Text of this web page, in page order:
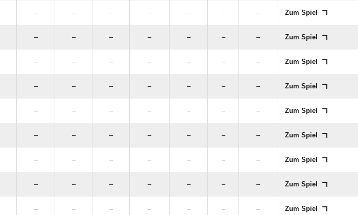
– – – – – – – Zum Spiel
– – – – – – – Zum Spiel
– – – – – – – Zum Spiel
– – – – – – – Zum Spiel
– – – – – – – Zum Spiel
– – – – – – – Zum Spiel
– – – – – – – Zum Spiel
– – – – – – – Zum Spiel
– – – – – – – Zum Spiel